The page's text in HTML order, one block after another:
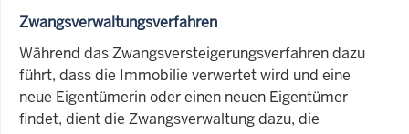
Zwangsverwaltungsverfahren
Während das Zwangsversteigerungsverfahren dazu
führt, dass die Immobilie verwertet wird und eine
neue Eigentümerin oder einen neuen Eigentümer
findet, dient die Zwangsverwaltung dazu, die